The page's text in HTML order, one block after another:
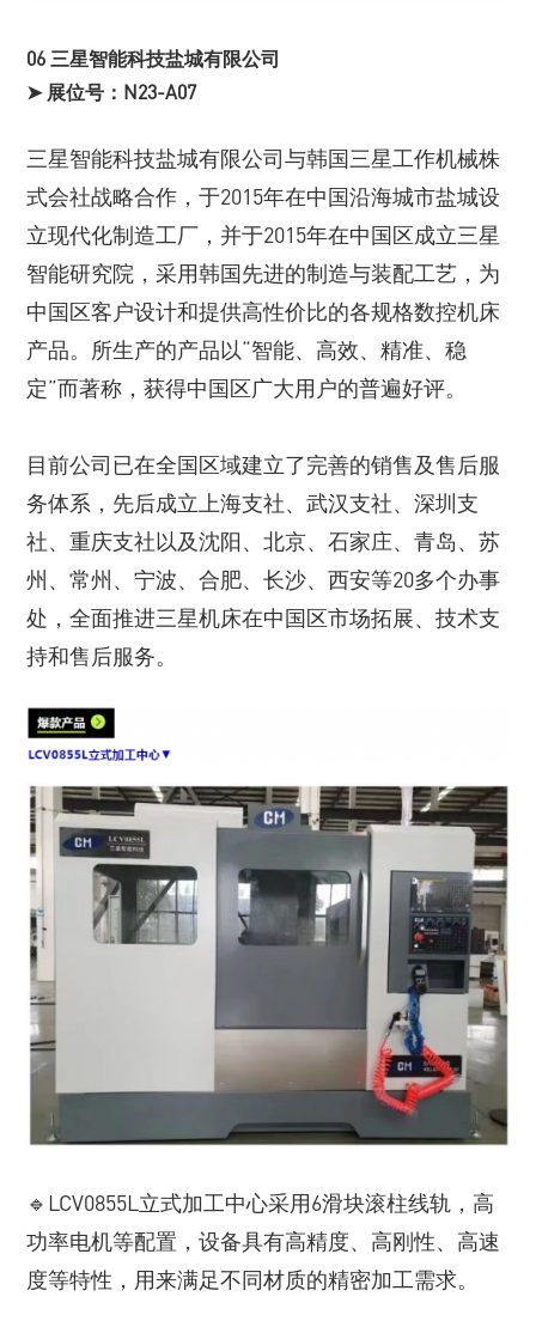
06 三星智能科技盐城有限公司
➤ 展位号：N23-A07
三星智能科技盐城有限公司与韩国三星工作机械株
式会社战略合作，于2015年在中国沿海城市盐城设
立现代化制造工厂，并于2015年在中国区成立三星
智能研究院，采用韩国先进的制造与装配工艺，为
中国区客户设计和提供高性价比的各规格数控机床
产品。所生产的产品以“智能、高效、精准、稳
定”而著称，获得中国区广大用户的普遍好评。
目前公司已在全国区域建立了完善的销售及售后服
务体系，先后成立上海支社、武汉支社、深圳支
社、重庆支社以及沈阳、北京、石家庄、青岛、苏
州、常州、宁波、合肥、长沙、西安等20多个办事
处，全面推进三星机床在中国区市场拓展、技术支
持和售后服务。
🔹LCV0855L立式加工中心采用6滑块滚柱线轨，高
功率电机等配置，设备具有高精度、高刚性、高速
度等特性，用来满足不同材质的精密加工需求。